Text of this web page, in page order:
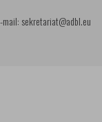
mail: sekretariat@adbl.eu